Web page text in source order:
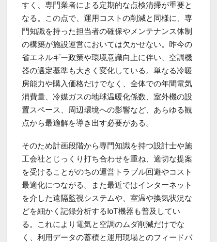
すく、専門業者による定期的な点検清掃が重要と
なる。この点で、運用コストの削減と同様に、専
門知識を持った担当者の確保やメンテナンス体制
の構築が施設運営においては欠かせない。昨今の
省エネルギー政策や環境意識向上に伴い、空調機
器の選定基準も大きく変化している。単なる冷暖
房能力や購入価格だけでなく、全体での年間電気
消費量、冷媒ガスの地球温暖化係数、室外機の設
置スペース、周辺環境への影響など、あらゆる観
点から最適解を導き出す必要がある。
そのため計画段階から専門知識を持つ設計士や施
工会社とじっくり打ち合わせを重ね、適切な提案
を受けることがのちの運営トラブル回避やコスト
最適化につながる。また最近ではインターネット
を介した遠隔監視システムや、室温や換気状況な
どを細かく記録分析するIoT機器も普及してい
る。これにより電気と空調のムダ削減だけでな
く、利用データの蓄積と運用現場とのフィードバ